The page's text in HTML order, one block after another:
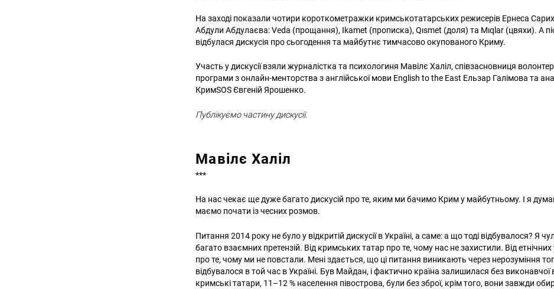
На заході показали чотири короткометражки кримськотатарських режисерів Ернеса
Абдули Абдулаєва: Veda (прощання), Ikamet (прописка), Qısmet (доля) та Mıqlar (цвяхи). А
відбулася дискусія про сьогодення та майбутнє тимчасово окупованого Криму.
Участь у дискусії взяли журналістка та психологиня Мавілє Халіл, співзасновниця
програми з онлайн-менторства з англійської мови English to the East Ельзар Галімова та
КримSOS Євгеній Ярошенко.
Публікуємо частину дискусії.
Мавілє Халіл
***
На нас чекає ще дуже багато дискусій про те, яким ми бачимо Крим у майбутньому. І я
маємо почати із чесних розмов.
Питання 2014 року не було у відкритій дискусії в Україні, а саме: а що тоді відбувалося? Я
багато взаємних претензій. Від кримських татар про те, чому нас не захистили. Від етнічних
про те, чому ми не повстали. Мені здається, що ці питання виникають через нерозуміння
відбувалося в той час в Україні. Був Майдан, і фактично країна залишилася без виконавчої
кримські татари, 11–12 % населення півострова, були без зброї, крім того, вони завжди